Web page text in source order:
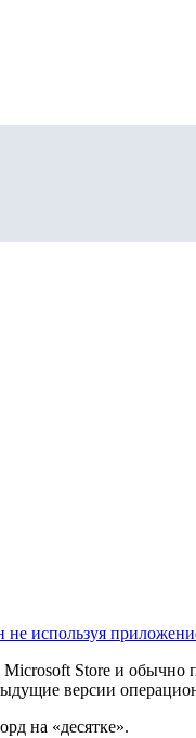
не используя
Store и обычно
версии
на «десятке».